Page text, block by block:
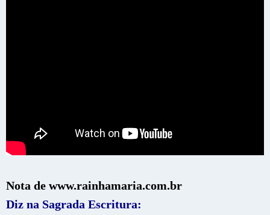
Nota de www.rainhamaria.com.br
Diz na Sagrada Escritura: